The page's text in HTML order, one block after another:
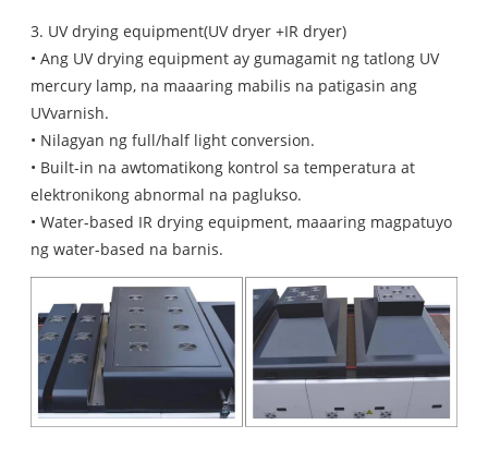
3. UV drying equipment(UV dryer +IR dryer)
• Ang UV drying equipment ay gumagamit ng tatlong UV
mercury lamp, na maaaring mabilis na patigasin ang
UVvarnish.
• Nilagyan ng full/half light conversion.
• Built-in na awtomatikong kontrol sa temperatura at
elektronikong abnormal na paglukso.
• Water-based IR drying equipment, maaaring magpatuyo
ng water-based na barnis.